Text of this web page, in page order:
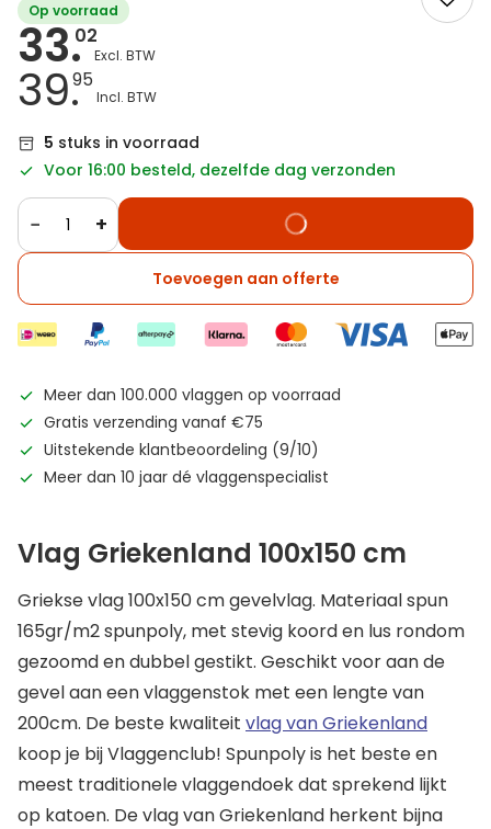
Op voorraad
33.02
39.95
5 stuks in voorraad
Voor 16:00 besteld, dezelfde dag verzonden
− +
Toevoegen aan offerte
Meer dan 100.000 vlaggen op voorraad
Gratis verzending vanaf €75
Uitstekende klantbeoordeling (9/10)
Meer dan 10 jaar dé vlaggenspecialist
Vlag Griekenland 100x150 cm
Griekse vlag 100x150 cm gevelvlag. Materiaal spun
165gr/m2 spunpoly, met stevig koord en lus rondom
gezoomd en dubbel gestikt. Geschikt voor aan de
gevel aan een vlaggenstok met een lengte van
200cm. De beste kwaliteit vlag van Griekenland
koop je bij Vlaggenclub! Spunpoly is het beste en
meest traditionele vlaggendoek dat sprekend lijkt
op katoen. De vlag van Griekenland herkent bijna